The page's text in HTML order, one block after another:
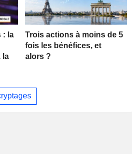
: la
la
Trois actions à moins de 5
fois les bénéfices, et
alors ?